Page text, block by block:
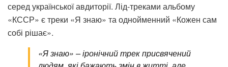
серед української авдиторії. Лід-треками альбому
«КССР» є треки «Я знаю» та однойменний «Кожен сам
собі рішає».
«Я знаю» – іронічний трек присвячений